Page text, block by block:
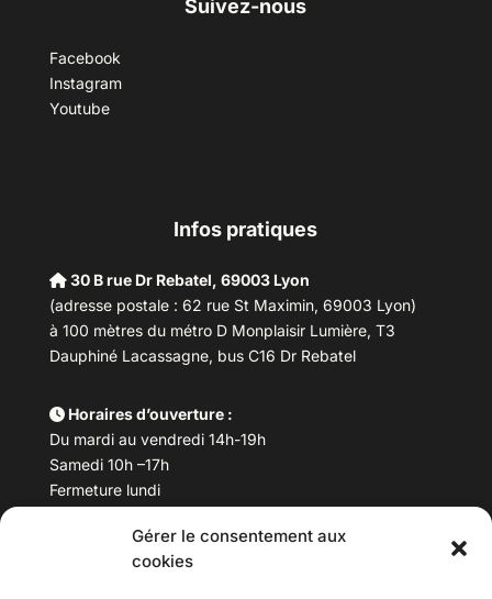
Gérer le consentement aux
cookies
Suivez-nous
Facebook
Instagram
Youtube
Infos pratiques
30 B rue Dr Rebatel, 69003 Lyon
(adresse postale : 62 rue St Maximin, 69003 Lyon)
à 100 mètres du métro D Monplaisir Lumière, T3
Dauphiné Lacassagne, bus C16 Dr Rebatel
Horaires d’ouverture :
Du mardi au vendredi 14h-19h
Samedi 10h –17h
Fermeture lundi
Téléphone : 04 78 53 06 40
maisondesculturesasiatiques@asiexpo.com